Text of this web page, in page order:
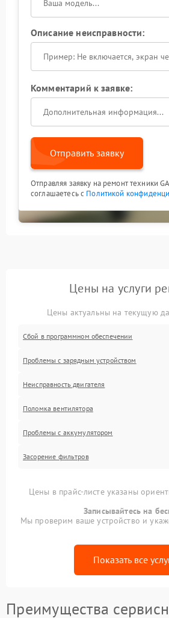
Описание неисправности:
Комментарий к заявке:
Отправить заявку
Отправляя заявку на ремонт техники
соглашаетесь с Политикой
Цены на услуги
Цены актуальны на текущую
Сбой в программном обеспечении
Проблемы с зарядным устройством
Неисправность двигателя
Поломка вентилятора
Проблемы с аккумулятором
Засорение фильтров
Цены в прайс-листе указаны
Записывайтесь на
Мы проверим ваше устройство и
Показать все
Преимущества